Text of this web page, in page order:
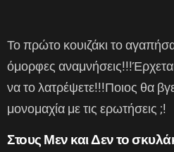
Το πρώτο κουιζάκι το
όμορφες
να το λατρέψετε!!!Ποιος θα
μονομαχία με τις ερωτήσεις ;!
Στους Μεν και Δεν το